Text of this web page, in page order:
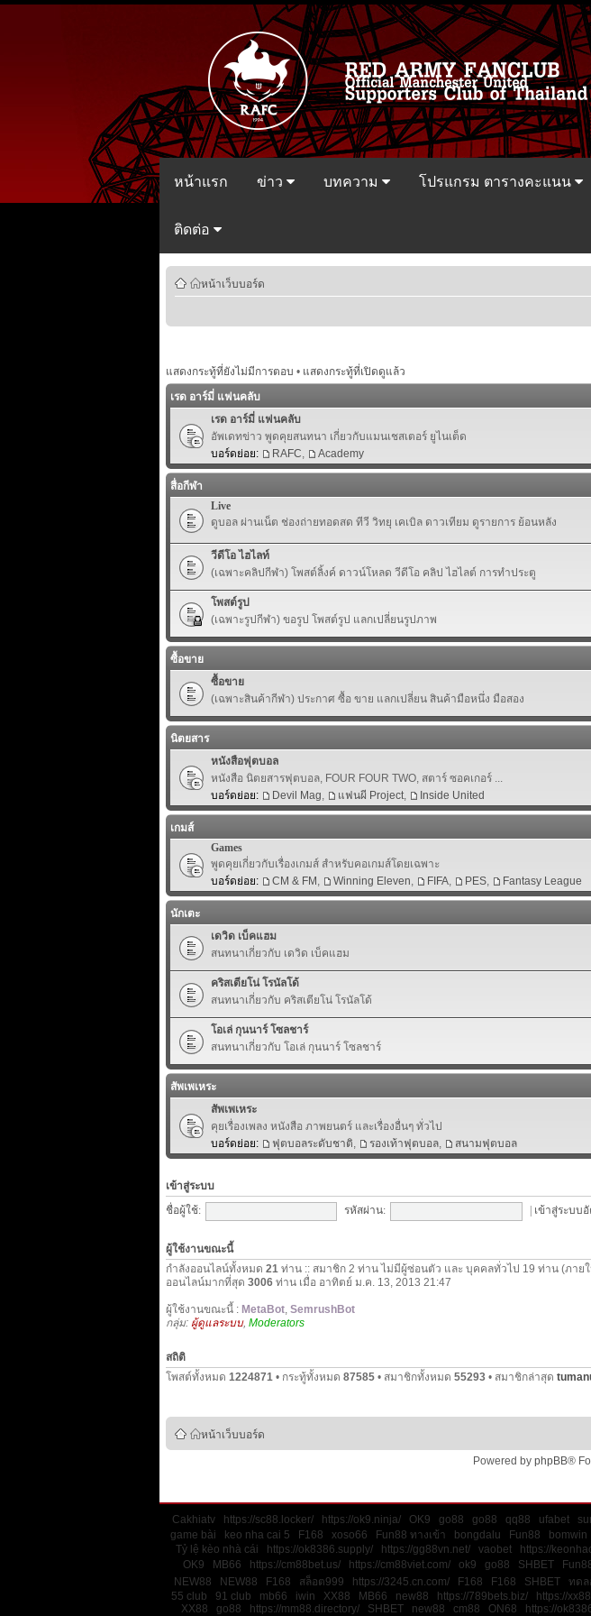
หน้าแรก ข่าว บทความ โปรแกรม ตารางคะแนน
ติดต่อ
หน้าเว็บบอร์ด
แสดงกระทู้ที่ยังไม่มีการตอบ • แสดงกระทู้ที่เปิดดูแล้ว
เรด อาร์มี่ แฟนคลับ
เรด อาร์มี่ แฟนคลับ
อัพเดทข่าว พูดคุยสนทนา เกี่ยวกับแมนเชสเตอร์ ยูไนเต็ด
บอร์ดย่อย:
RAFC, Academy
สื่อกีฬา
Live
ดูบอล ผ่านเน็ต ช่องถ่ายทอดสด ทีวี วิทยุ เคเบิล ดาวเทียม ดูรายการ ย้อนหลัง
วีดีโอ ไฮไลท์
(เฉพาะคลิปกีฬา) โพสต์ลิ้งค์ ดาวน์โหลด วีดีโอ คลิป ไฮไลต์ การทำประตู
โพสต์รูป
(เฉพาะรูปกีฬา) ขอรูป โพสต์รูป แลกเปลี่ยนรูปภาพ
ซื้อขาย
ซื้อขาย
(เฉพาะสินค้ากีฬา) ประกาศ ซื้อ ขาย แลกเปลี่ยน สินค้ามือหนึ่ง มือสอง
นิตยสาร
หนังสือฟุตบอล
หนังสือ นิตยสารฟุตบอล, FOUR FOUR TWO, สตาร์ ซอคเกอร์ ...
บอร์ดย่อย:
Devil Mag, แฟนผี Project, Inside United
เกมส์
Games
พูดคุยเกี่ยวกับเรื่องเกมส์ สำหรับคอเกมส์โดยเฉพาะ
บอร์ดย่อย:
CM & FM , Winning Eleven, FIFA, PES, Fantasy League
นักเตะ
เดวิด เบ็คแฮม
สนทนาเกี่ยวกับ เดวิด เบ็คแฮม
คริสเตียโน่ โรนัลโด้
สนทนาเกี่ยวกับ คริสเตียโน่ โรนัลโด้
โอเล่ กุนนาร์ โซลชาร์
สนทนาเกี่ยวกับ โอเล่ กุนนาร์ โซลชาร์
สัพเพเหระ
สัพเพเหระ
คุยเรื่องเพลง หนังสือ ภาพยนตร์ และเรื่องอื่นๆ ทั่วไป
บอร์ดย่อย:
ฟุตบอลระดับชาติ, รองเท้าฟุตบอล, สนามฟุตบอล
เข้าสู่ระบบ
ชื่อผู้ใช้:
รหัสผ่าน: เข้าสู่ระบบ
ผู้ใช้งานขณะนี้
กำลังออนไลน์ทั้งหมด 21ท่าน :: สมาชิก 2 ท่าน ไม่มีผู้ซ่อนตัว และ บุคคลทั่วไป 19 ท่าน (ภาย
ออนไลน์มากที่สุด 3006ท่าน เมื่อ อาทิตย์ ม.ค. 13, 2013 21:47
ผู้ใช้งานขณะนี้ : MetaBot, SemrushBot
กลุ่ม: ผู้ดูแลระบบ, Moderators
สถิติ
โพสต์ทั้งหมด 1224871• กระทู้ทั้งหมด 87585• สมาชิกทั้งหมด 55293• สมาชิกล่าสุด
หน้าเว็บบอร์ด
Powered by phpBB®
Cakhiatv https://sc88.locker/ https://ok9.ninja/ OK9 go88 go88 qq88 ufabet
game bài
keo nha cai 5 F168 xoso66 Fun88 ทางเข้า bongdalu Fun88 bomwin
Tỷ lệ kèo nhà cái
https://ok8386.supply/ https://gg88vn.net/ vaobet https://
OK9
MB66 https://cm88bet.us/ https://cm88viet.com/ ok9 go88 SHBET
NEW88
NEW88 F168 สล็อต999 https://3245.cn.com/ F168 F168 SHBET ทดล
55 club
91 club mb66 iwin XX88 MB66 new88 https://789bets.biz/ https://
XX88
go88 https://mm88.directory/ SHBET new88 cm88 ON68 https://